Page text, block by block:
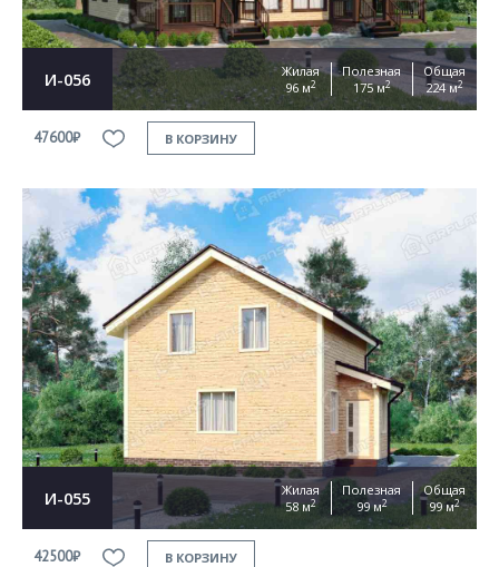
И-056
Жилая
96 м2
Полезная
175 м2
Общая
224 м2
47600₽ В КОРЗИНУ
И-055
Жилая
58 м2
Полезная
99 м2
Общая
99 м2
42500₽ В КОРЗИНУ